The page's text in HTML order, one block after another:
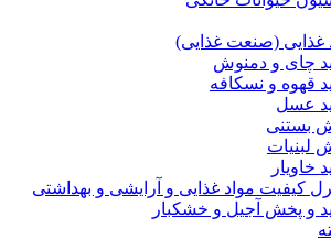
غذایی (صنعت غذایی)
چای و دمنوش
قهوه و نسکافه
عسل
بستنی
لبنیات
خاویار
کیفیت مواد غذایی و آرایشی و بهداشتی
و پخش آجیل و خشکبار